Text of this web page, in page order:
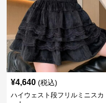
¥4,640 (税込)
ハイウェスト段フリルミニスカ